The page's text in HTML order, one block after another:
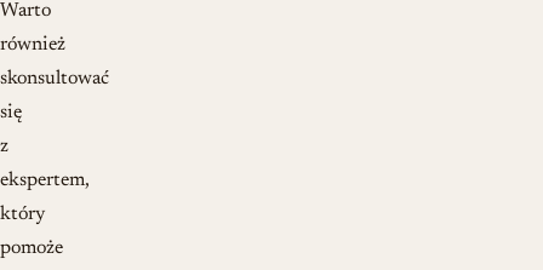
Warto
również
skonsultować
się
z
ekspertem,
który
pomoże